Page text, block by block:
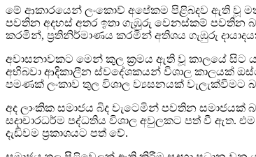
මේ ආකාරයෙන් ලංකාෙව් අපේකම පිළිබදව ඇති වූ
පවතින අදහස් අතර ඉතා ගැඹුරු වෙනස්කම් පවතින
කරමින්, ප‍්‍රතිනිර්මාණය කරමින් අතිශය ගැඹුරු
අවාසනාවකට මෙන් කුල ක‍්‍රමය ඇති වූ කාලයේ
අභිබවා ආදිකාලීන ස්වදේශකයන් විශාල කාලයක්
පමණක් ලංකාව තුල විශාල ව්‍යසනයක් වැලැක්වීමට
අද ලාංකික සමාජය බිද වැටෙමින් පවතින
සදාචාරධර්ම පද්ධතිය විශාල අවුලකට පත් වී ඇත.
දැඩිවම ප‍්‍රකාශයට පත් වේ.